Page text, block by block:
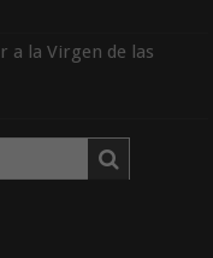
a la Virgen de las